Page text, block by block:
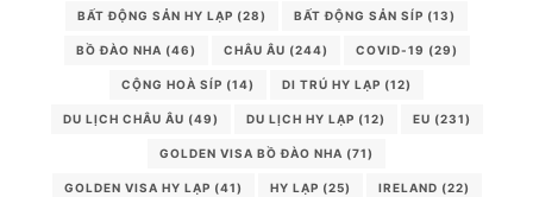
BẤT ĐỘNG SẢN HY LẠP (28) BẤT ĐỘNG SẢN SÍP (13)
BỒ ĐÀO NHA (46) CHÂU ÂU (244) COVID-19 (29)
CỘNG HOÀ SÍP (14) DI TRÚ HY LẠP (12)
DU LỊCH CHÂU ÂU (49) DU LỊCH HY LẠP (12) EU (231)
GOLDEN VISA BỒ ĐÀO NHA (71)
GOLDEN VISA HY LẠP (41) HY LẠP (25) IRELAND (22)